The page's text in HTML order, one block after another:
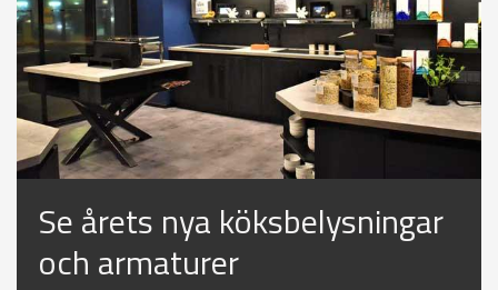
Se årets nya köksbelysningar
och armaturer